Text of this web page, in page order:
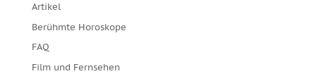
Artikel
Berühmte Horoskope
FAQ
Film und Fernsehen